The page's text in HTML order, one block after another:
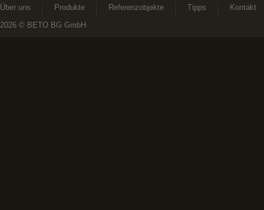
Über uns Produkte Referenzobjekte Tipps
Kontakt
2026 © BETO BG GmbH